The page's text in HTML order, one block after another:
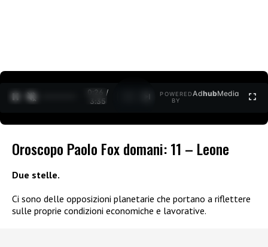
0:27 /
3:35
POWERED
BY
AdhubMedia
Oroscopo Paolo Fox domani: 11 – Leone
Due stelle.
Ci sono delle opposizioni planetarie che portano a riflettere
sulle proprie condizioni economiche e lavorative.